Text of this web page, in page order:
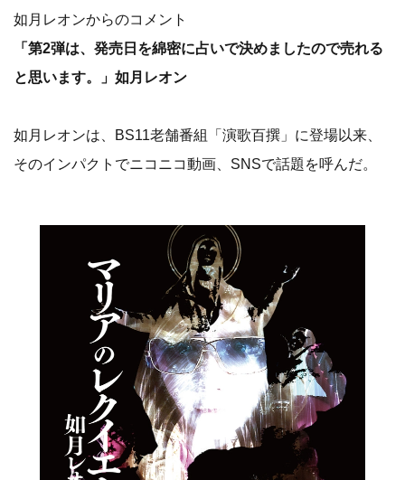
如月レオンからのコメント
「第2弾は、発売日を綿密に占いで決めましたので売れる
と思います。」如月レオン
如月レオンは、BS11老舗番組「演歌百撰」に登場以来、
そのインパクトでニコニコ動画、SNSで話題を呼んだ。